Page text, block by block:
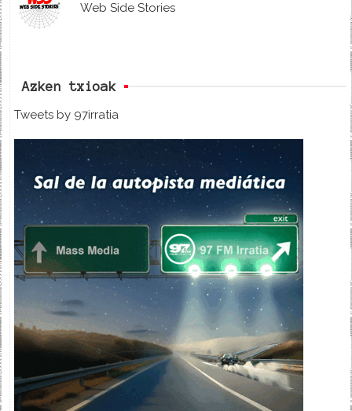
Web Side Stories
Azken txioak
Tweets by 97irratia